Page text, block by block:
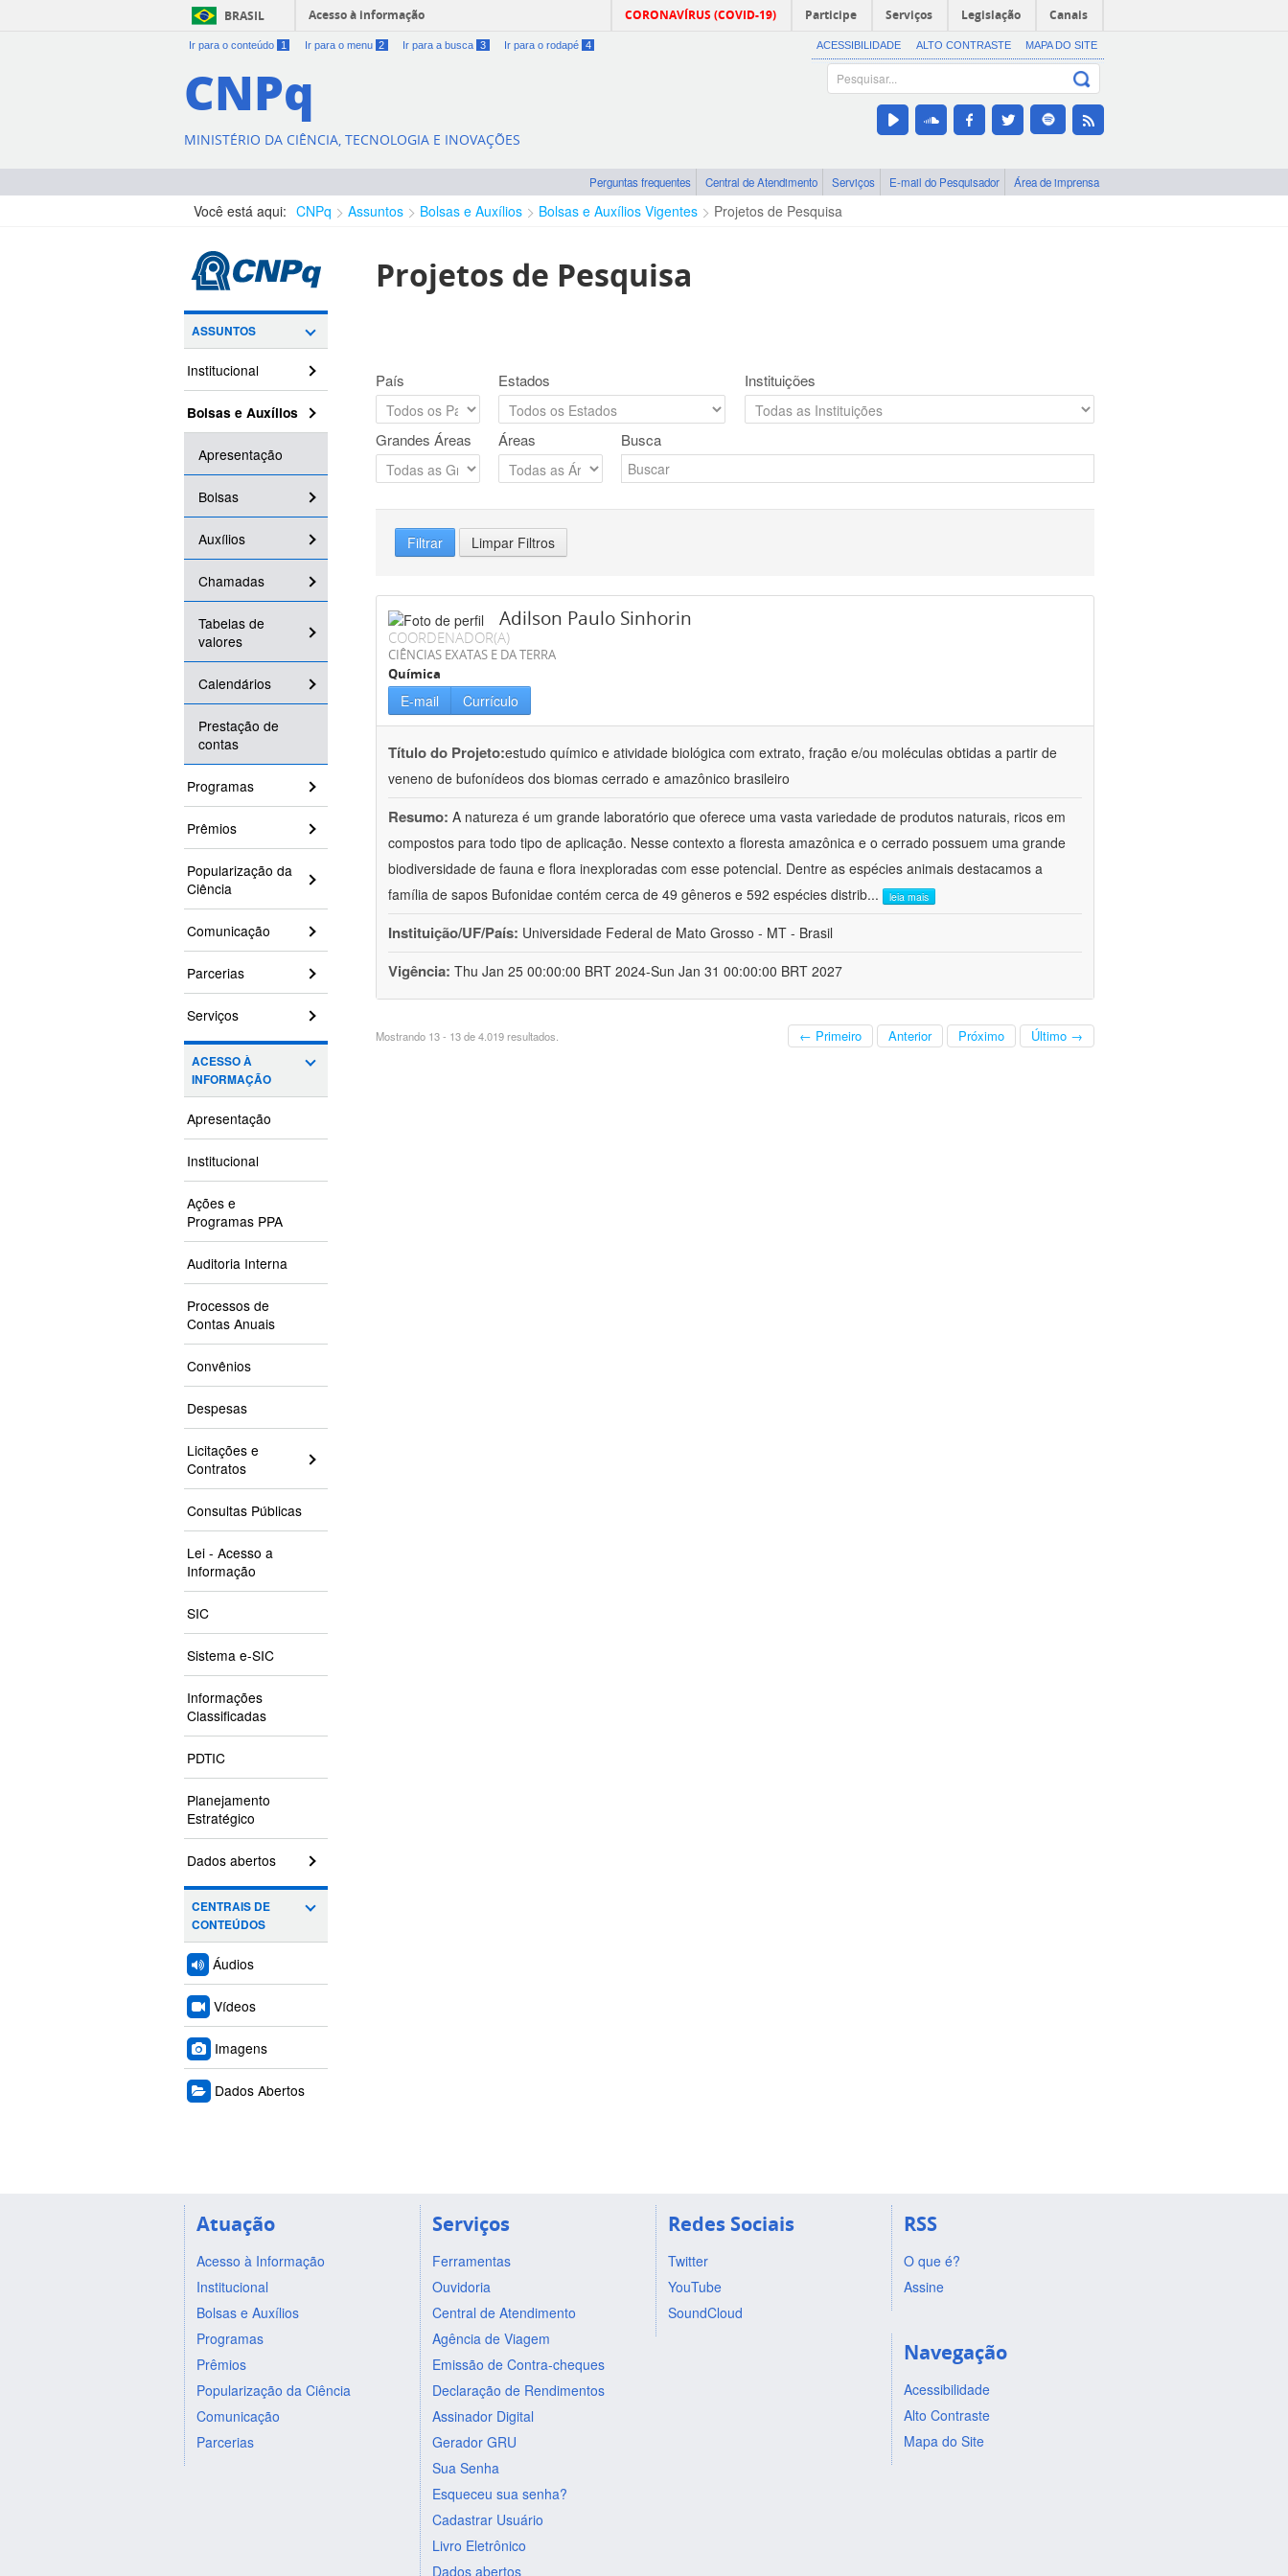
BRASIL Acesso à informação CORONAVÍRUS (COVID-19) Participe Serviços Legislação Canais
Ir para o conteúdo 1 Ir para o menu 2 Ir para a busca 3 Ir para o rodapé 4 ACESSIBILIDADE ALTO CONTRASTE MAPA DO SITE
CNPq
MINISTÉRIO DA CIÊNCIA, TECNOLOGIA E INOVAÇÕES
Perguntas frequentes Central de Atendimento Serviços E-mail do Pesquisador Área de imprensa
Você está aqui: CNPq Assuntos Bolsas e Auxílios Bolsas e Auxílios Vigentes Projetos de Pesquisa
ASSUNTOS
Institucional
Bolsas e Auxílios
Apresentação
Bolsas
Auxílios
Chamadas
Tabelas de
valores
Calendários
Prestação de
contas
Programas
Prêmios
Popularização da
Ciência
Comunicação
Parcerias
Serviços
ACESSO À
INFORMAÇÃO
Apresentação
Institucional
Ações e
Programas PPA
Auditoria Interna
Processos de
Contas Anuais
Convênios
Despesas
Licitações e
Contratos
Consultas Públicas
Lei - Acesso a
Informação
SIC
Sistema e-SIC
Informações
Classificadas
PDTIC
Planejamento
Estratégico
Dados abertos
CENTRAIS DE
CONTEÚDOS
Áudios
Vídeos
Imagens
Dados Abertos
Projetos de Pesquisa
País Estados Instituições
Grandes Áreas Áreas Busca
Filtrar Limpar Filtros
Adilson Paulo Sinhorin
COORDENADOR(A)
CIÊNCIAS EXATAS E DA TERRA
Química
E-mail Currículo
Título do Projeto:estudo químico e atividade biológica com extrato, fração e/ou moléculas obtidas a partir de
veneno de bufonídeos dos biomas cerrado e amazônico brasileiro
Resumo: A natureza é um grande laboratório que oferece uma vasta variedade de produtos naturais, ricos em
compostos para todo tipo de aplicação. Nesse contexto a floresta amazônica e o cerrado possuem uma grande
biodiversidade de fauna e flora inexploradas com esse potencial. Dentre as espécies animais destacamos a
família de sapos Bufonidae contém cerca de 49 gêneros e 592 espécies distrib... leia mais
Instituição/UF/País: Universidade Federal de Mato Grosso - MT - Brasil
Vigência: Thu Jan 25 00:00:00 BRT 2024-Sun Jan 31 00:00:00 BRT 2027
Mostrando 13 - 13 de 4.019 resultados. ← Primeiro Anterior Próximo Último →
Atuação
Acesso à Informação
Institucional
Bolsas e Auxílios
Programas
Prêmios
Popularização da Ciência
Comunicação
Parcerias
Serviços
Ferramentas
Ouvidoria
Central de Atendimento
Agência de Viagem
Emissão de Contra-cheques
Declaração de Rendimentos
Assinador Digital
Gerador GRU
Sua Senha
Esqueceu sua senha?
Cadastrar Usuário
Livro Eletrônico
Dados abertos
Redes Sociais
Twitter
YouTube
SoundCloud
RSS
O que é?
Assine
Navegação
Acessibilidade
Alto Contraste
Mapa do Site